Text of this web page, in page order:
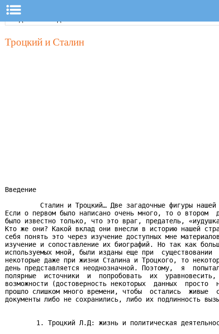
Троцкий и Сталин
Введение
Сталин и Троцкий… Две загадочные фигуры нашей
Если о первом было написано очень много, то о втором
было известно только, что это враг, предатель,
Кто же они? Какой вклад они внесли в историю нашей
себя понять это через изучение доступных мне
изучение и сопоставление их биографий. Но так как
используемых мной, были изданы еще при
некоторые даже при жизни Сталина и Троцкого, то
день представляется неоднозначной. Поэтому,  я
полярные  источники  и  попробовать  их
возможности (достоверность некоторых  данных  просто
прошло слишком много времени, чтобы  остались  живые
документы либо не сохранились, либо их подлинность
1. Троцкий Л.Д: жизнь и политическая